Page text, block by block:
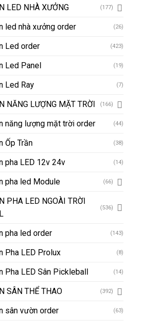
LED NHÀ XƯỞNG (177)
led nhà xưởng order (26)
Led order (423)
Led Panel (19)
Led Ray (7)
NĂNG LƯỢNG MẶT TRỜI (166)
năng lượng mặt trời order (44)
Ốp Trần (38)
pha LED 12v 24v (14)
pha led Module (66)
PHA LED NGOÀI TRỜI
(536)
pha led order (143)
Pha LED Prolux (8)
Pha LED Sân Pickleball (14)
SÂN THỂ THAO (392)
sân vườn order (63)